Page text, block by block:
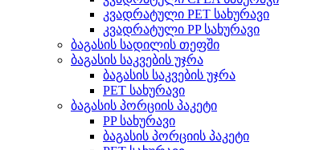
კვადრატული PET სახურავი
კვადრატული PP სახურავი
ბაგასის სადილის თეფში
ბაგასის საკვების უჯრა
ბაგასის საკვების უჯრა
PET სახურავი
ბაგასის პორციის პაკეტი
PP სახურავი
ბაგასის პორციის პაკეტი